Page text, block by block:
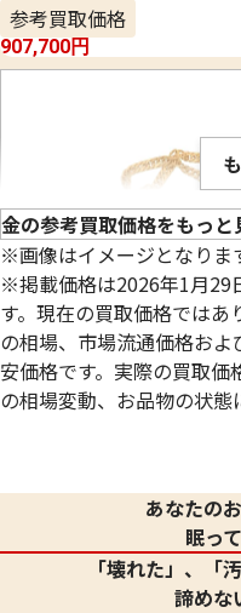
参考買取価格
907,700円
金の参考買取価格をもっと
※画像はイメージとなりま
※掲載価格は2026年1月29
す。現在の買取価格では
の相場、市場流通価格お
安価格です。実際の買取
の相場変動、お品物の状態
あなたの
眠っ
「壊れた」、「
諦めな